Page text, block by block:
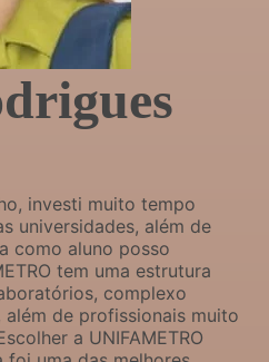
investi muito tempo
universidades, além de
como aluno posso
tem uma estrutura
complexo
de profissionais muito
a UNIFAMETRO